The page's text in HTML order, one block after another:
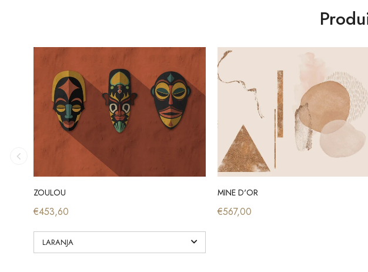
ZOULOU
€453,60
MINE D'OR
€567,00